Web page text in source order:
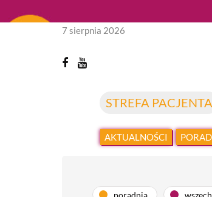
STREFA PACJENTA
7 sierpnia 2026
AKTUALNOŚCI
poradnia